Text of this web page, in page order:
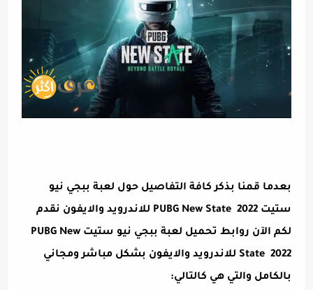
بعدما قمنا بذكر كافة التفاصيل حول لعبة ببجي نيو
ستيت PUBG New State 2022 للاندرويد والايفون نقدم
لكم الآن روابط تحميل لعبة ببجي نيو ستيت PUBG New
State 2022 للاندرويد والايفون بشكل مباشر ومجاني
بالكامل والتي هي كالتالي: